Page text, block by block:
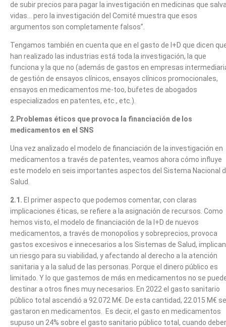
de subir precios para pagar la investigación en medicinas que
vidas… pero la investigación del Comité muestra que esos
argumentos son completamente falsos”.
Tengamos también en cuenta que en el gasto de I+D que dicen
han realizado las industrias está toda la investigación, la que
funciona y la que no (además de gastos en empresas
de gestión de ensayos clínicos, ensayos clínicos promocionales,
ensayos en medicamentos me-too, bufetes de abogados
especializados en patentes, etc., etc.).
2.Problemas éticos que provoca la financiación de los
medicamentos en el SNS
Una vez analizado el modelo de financiación de la investigación en
medicamentos a través de patentes, veamos ahora cómo influye
este modelo en seis importantes aspectos del Sistema Nacional
Salud.
2.1. El primer aspecto que podemos comentar, con claras
implicaciones éticas, se refiere a la asignación de recursos. Como
hemos visto, el modelo de financiación de la I+D de nuevos
medicamentos, a través de monopolios y sobreprecios, provoca
gastos excesivos e innecesarios a los Sistemas de Salud,
un riesgo para su viabilidad, y afectando al derecho a la atención
sanitaria y a la salud de las personas. Porque el dinero público es
limitado. Y lo que gastemos de más en medicamentos no se
destinar a otros fines muy necesarios. En 2022 el gasto sanitario
público total ascendió a 92.072 M€. De esta cantidad, 22.015 M€ se
gastaron en medicamentos. Es decir, el gasto en medicamentos
supuso un 24% sobre el gasto sanitario público total, cuando